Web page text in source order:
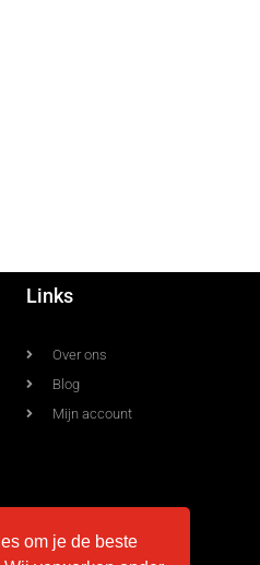
Links
Over ons
Blog
Mijn account
om je de beste